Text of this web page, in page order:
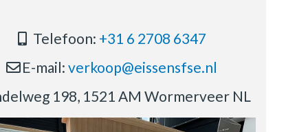
Telefoon: +31 6 2708 6347
E-mail:verkoop@eissensfse.nl
198, 1521 AM Wormerveer NL